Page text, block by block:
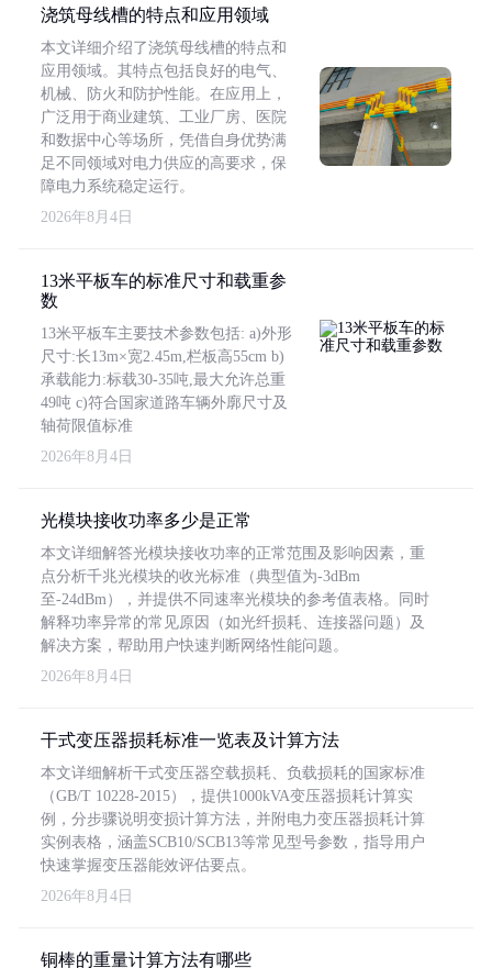
浇筑母线槽的特点和应用领域
本文详细介绍了浇筑母线槽的特点和
应用领域。其特点包括良好的电气、
机械、防火和防护性能。在应用上，
广泛用于商业建筑、工业厂房、医院
和数据中心等场所，凭借自身优势满
足不同领域对电力供应的高要求，保
障电力系统稳定运行。
2026年8月4日
13米平板车的标准尺寸和载重参
数
13米平板车主要技术参数包括: a)外形
尺寸:长13m×宽2.45m,栏板高55cm b)
承载能力:标载30-35吨,最大允许总重
49吨 c)符合国家道路车辆外廓尺寸及
轴荷限值标准
2026年8月4日
光模块接收功率多少是正常
本文详细解答光模块接收功率的正常范围及影响因素，重
点分析千兆光模块的收光标准（典型值为-3dBm
至-24dBm），并提供不同速率光模块的参考值表格。同时
解释功率异常的常见原因（如光纤损耗、连接器问题）及
解决方案，帮助用户快速判断网络性能问题。
2026年8月4日
干式变压器损耗标准一览表及计算方法
本文详细解析干式变压器空载损耗、负载损耗的国家标准
（GB/T 10228-2015），提供1000kVA变压器损耗计算实
例，分步骤说明变损计算方法，并附电力变压器损耗计算
实例表格，涵盖SCB10/SCB13等常见型号参数，指导用户
快速掌握变压器能效评估要点。
2026年8月4日
铜棒的重量计算方法有哪些